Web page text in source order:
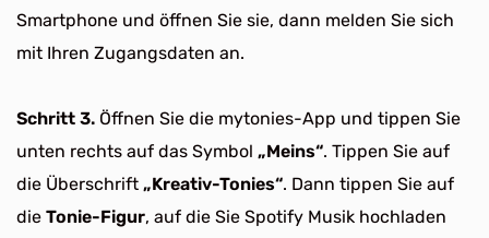
Smartphone und öffnen Sie sie, dann melden Sie sich
mit Ihren Zugangsdaten an.
Schritt 3. Öffnen Sie die mytonies-App und tippen Sie
unten rechts auf das Symbol „Meins“. Tippen Sie auf
die Überschrift „Kreativ-Tonies“. Dann tippen Sie auf
die Tonie-Figur, auf die Sie Spotify Musik hochladen